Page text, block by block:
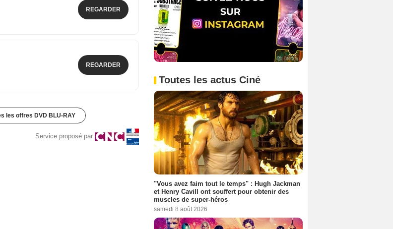
REGARDER
REGARDER
les offres DVD BLU-RAY
Service proposé par
Toutes les actus Ciné
"Vous avez faim tout le temps" : Hugh Jackman
et Henry Cavill ont souffert pour obtenir des
muscles de super-héros
samedi 8 août 2026